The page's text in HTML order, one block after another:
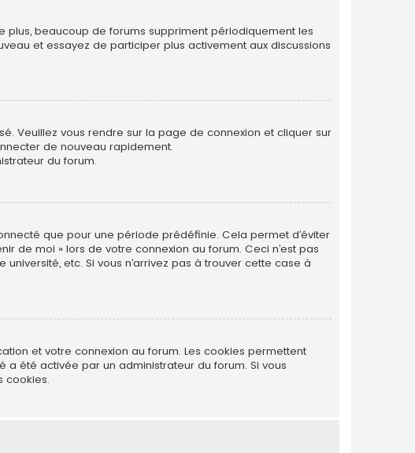
plus, beaucoup de forums suppriment périodiquement les
et essayez de participer plus activement aux discussions
Veuillez vous rendre sur la page de connexion et cliquer sur
de nouveau rapidement.
du forum.
que pour une période prédéfinie. Cela permet d’éviter
de moi » lors de votre connexion au forum. Ceci n’est pas
etc. Si vous n’arrivez pas à trouver cette case à
et votre connexion au forum. Les cookies permettent
a été activée par un administrateur du forum. Si vous
cookies.